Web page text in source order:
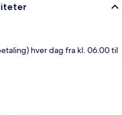
hver dag fra kl. 06.00 til